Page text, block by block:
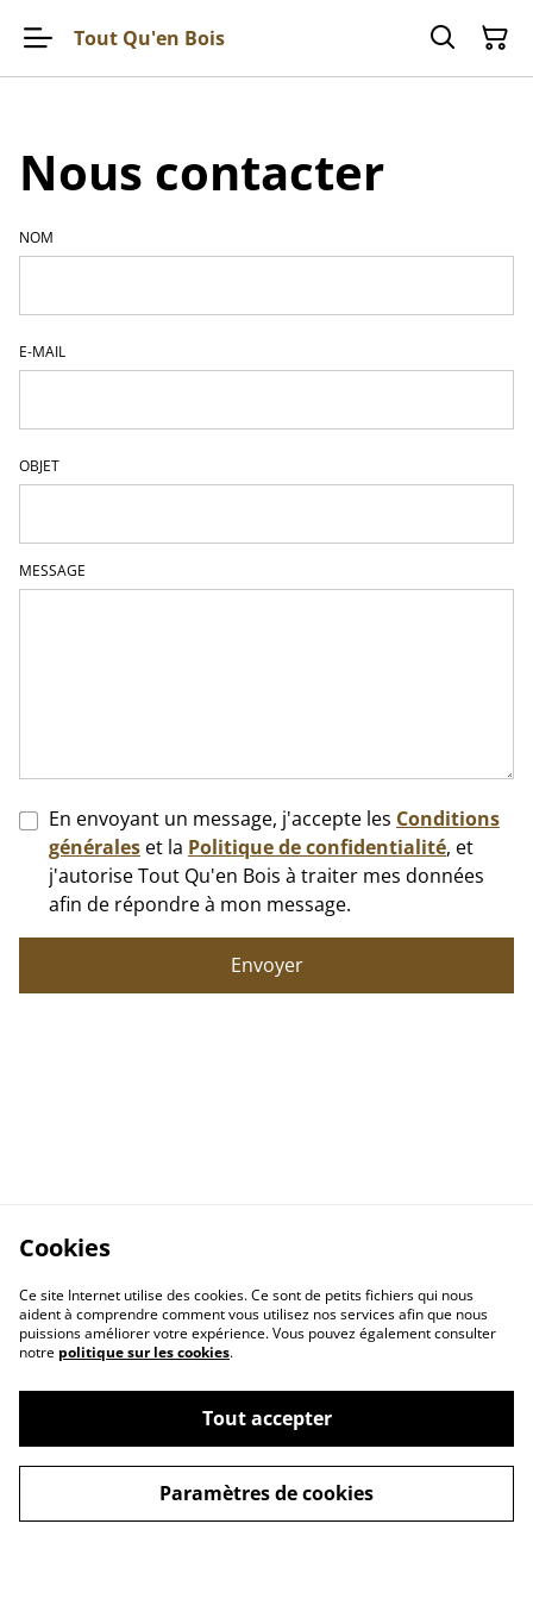
Tout Qu'en Bois
Nous contacter
NOM
E-MAIL
OBJET
MESSAGE
En envoyant un message, j'accepte les Conditions
générales et la Politique de confidentialité, et
j'autorise Tout Qu'en Bois à traiter mes données
afin de répondre à mon message.
Envoyer
Politique de
confidentialité
Politique de cookies
Cookies
Ce site Internet utilise des cookies. Ce sont de petits fichiers qui nous
aident à comprendre comment vous utilisez nos services afin que nous
puissions améliorer votre expérience. Vous pouvez également consulter
notre politique sur les cookies.
Tout accepter
Paramètres de cookies